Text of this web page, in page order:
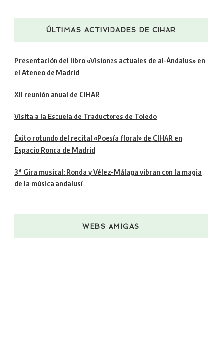
ÚLTIMAS ACTIVIDADES DE CIHAR
Presentación del libro «Visiones actuales de al-Ándalus» en
el Ateneo de Madrid
XII reunión anual de CIHAR
Visita a la Escuela de Traductores de Toledo
Éxito rotundo del recital «Poesía floral» de CIHAR en
Espacio Ronda de Madrid
3ª Gira musical: Ronda y Vélez-Málaga vibran con la magia
de la música andalusí
WEBS AMIGAS